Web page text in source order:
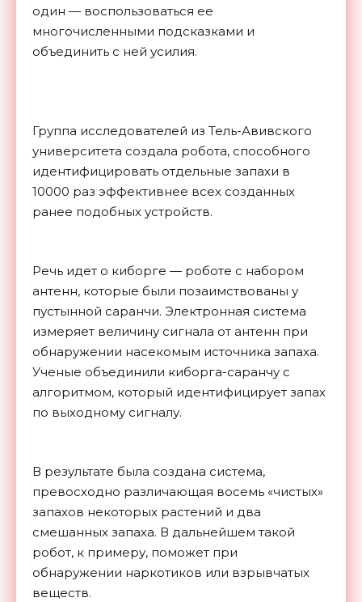
один — воспользоваться ее
многочисленными подсказками и
объединить с ней усилия.
Группа исследователей из Тель-Авивского
университета создала робота, способного
идентифицировать отдельные запахи в
10000 раз эффективнее всех созданных
ранее подобных устройств.
Речь идет о киборге — роботе с набором
антенн, которые были позаимствованы у
пустынной саранчи. Электронная система
измеряет величину сигнала от антенн при
обнаружении насекомым источника запаха.
Ученые объединили киборга-саранчу с
алгоритмом, который идентифицирует запах
по выходному сигналу.
В результате была создана система,
превосходно различающая восемь «чистых»
запахов некоторых растений и два
смешанных запаха. В дальнейшем такой
робот, к примеру, поможет при
обнаружении наркотиков или взрывчатых
веществ.